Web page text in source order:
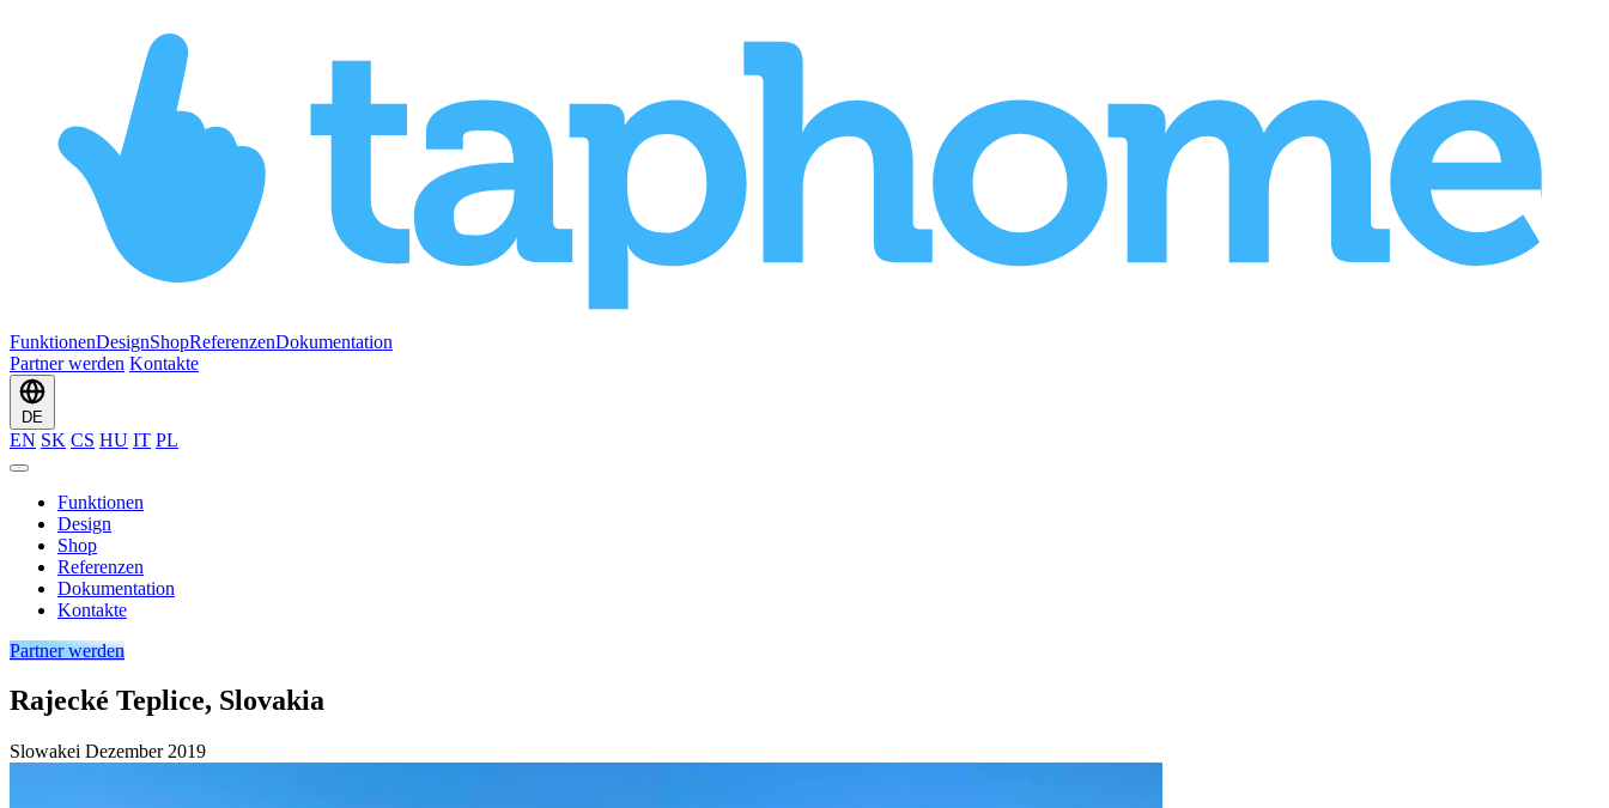
FunktionenDesignShopReferenzenDokumentation
Partner werden Kontakte
DE
EN SK CS HU IT PL
Funktionen
Design
Shop
Referenzen
Dokumentation
Kontakte
Partner werden
Rajecké Teplice, Slovakia
Slowakei Dezember 2019